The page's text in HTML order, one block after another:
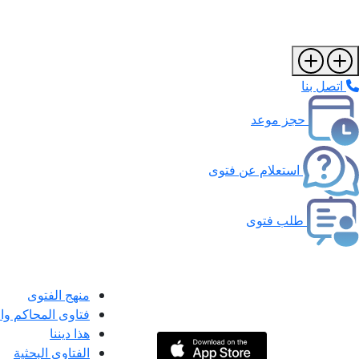
اتصل بنا
حجز موعد
استعلام عن فتوى
طلب فتوى
منهج الفتوى
فتاوى المحاكم
هذا ديننا
الفتاوى البحثية